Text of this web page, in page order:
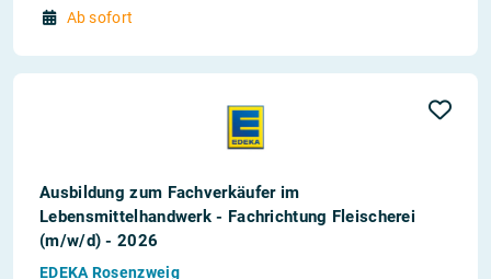
Ab sofort
Ausbildung zum Fachverkäufer im
Lebensmittelhandwerk - Fachrichtung Fleischerei
(m/w/d) - 2026
EDEKA Rosenzweig